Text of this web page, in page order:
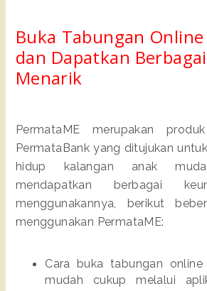
Buka Tabungan
dan Dapatkan
Menarik
PermataME merupakan
PermataBank yang ditujukan
hidup kalangan anak
mendapatkan berbagai
menggunakannya, berikut
menggunakan PermataME:
Cara buka tabungan online
mudah cukup melalui